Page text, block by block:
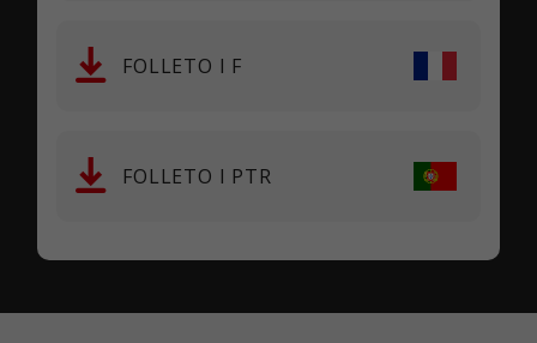
FOLLETO I F
FOLLETO I PTR